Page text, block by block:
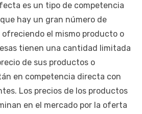
es un tipo de competencia
hay un gran número de
ofreciendo el mismo producto o
tienen una cantidad limitada
de sus productos o
en competencia directa con
Los precios de los productos
en el mercado por la oferta